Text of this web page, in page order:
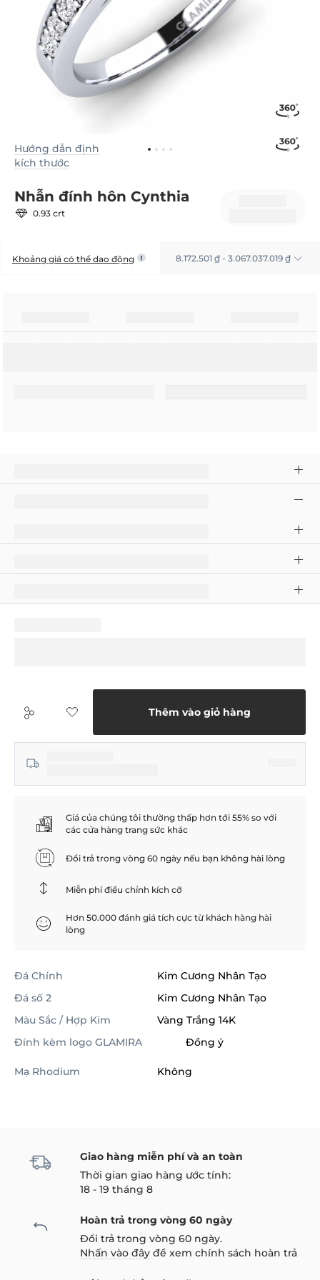
Hướng dẫn định
kích thước
Nhẫn đính hôn Cynthia
0.93 crt
Khoảng giá có thể dao động 8.172.501 ₫ - 3.067.037.019 ₫
Thêm vào giỏ hàng
Giá của chúng tôi thường thấp hơn tới 55% so với
các cửa hàng trang sức khác
Đổi trả trong vòng 60 ngày nếu bạn không hài lòng
Miễn phí điều chỉnh kích cỡ
Hơn 50.000 đánh giá tích cực từ khách hàng hài
lòng
Đá Chính
Kim Cương Nhân Tạo
Đá số 2
Kim Cương Nhân Tạo
Màu Sắc / Hợp Kim
Vàng Trắng 14K
Đính kèm logo GLAMIRA
Đồng ý
Mạ Rhodium Không
Giao hàng miễn phí và an toàn
Thời gian giao hàng ước tính:
18 - 19 tháng 8
Hoàn trả trong vòng 60 ngày
Đổi trả trong vòng 60 ngày.
Nhấn vào đây để xem chính sách hoàn trả